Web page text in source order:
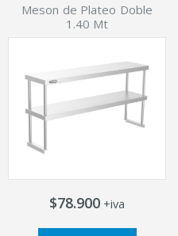
Meson de Plateo Doble
1.40 Mt
$78.900 +iva